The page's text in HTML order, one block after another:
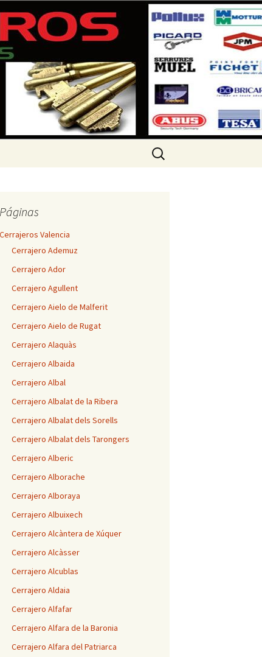
733
Buscar:
Páginas
Cerrajeros Valencia
Cerrajero Ademuz
Cerrajero Ador
Cerrajero Agullent
Cerrajero Aielo de Malferit
Cerrajero Aielo de Rugat
Cerrajero Alaquàs
Cerrajero Albaida
Cerrajero Albal
Cerrajero Albalat de la Ribera
Cerrajero Albalat dels Sorells
Cerrajero Albalat dels Tarongers
Cerrajero Alberic
Cerrajero Alborache
Cerrajero Alboraya
Cerrajero Albuixech
Cerrajero Alcàntera de Xúquer
Cerrajero Alcàsser
Cerrajero Alcublas
Cerrajero Aldaia
Cerrajero Alfafar
Cerrajero Alfara de la Baronia
Cerrajero Alfara del Patriarca